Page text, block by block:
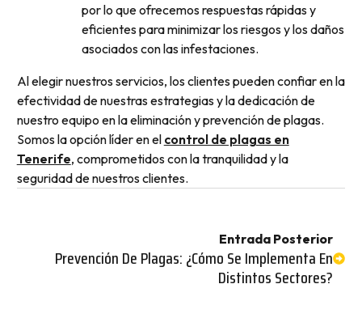
por lo que ofrecemos respuestas rápidas y
eficientes para minimizar los riesgos y los daños
asociados con las infestaciones.
Al elegir nuestros servicios, los clientes pueden confiar en la
efectividad de nuestras estrategias y la dedicación de
nuestro equipo en la eliminación y prevención de plagas.
Somos la opción líder en el control de plagas en
Tenerife, comprometidos con la tranquilidad y la
seguridad de nuestros clientes.
Entrada Posterior
Prevención De Plagas: ¿Cómo Se Implementa En
Distintos Sectores?